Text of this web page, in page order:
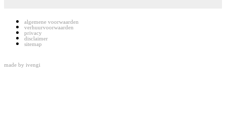
algemene voorwaarden
verhuurvoorwaarden
privacy
disclaimer
sitemap
made by ivengi